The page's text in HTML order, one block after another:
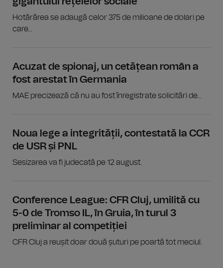
Hotărârea se adaugă celor 375 de milioane de dolari pe
care...
Acuzat de spionaj, un cetățean român a
fost arestat în Germania
MAE precizează că nu au fost înregistrate solicitări de...
Noua lege a integrității, contestată la CCR
de USR și PNL
Sesizarea va fi judecată pe 12 august.
Conference League: CFR Cluj, umilită cu
5-0 de Tromso IL, în Gruia, în turul 3
preliminar al competiției
CFR Cluj a reușit doar două șuturi pe poartă tot meciul.